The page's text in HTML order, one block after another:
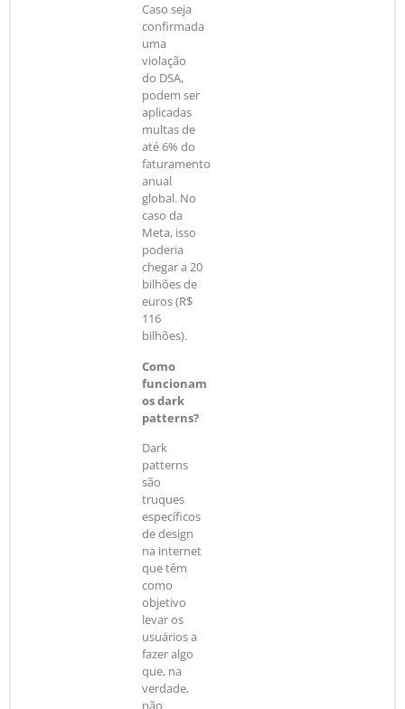
Caso seja
confirmada
uma
violação
do DSA,
podem ser
aplicadas
multas de
até 6% do
faturamento
anual
global. No
caso da
Meta, isso
poderia
chegar a 20
bilhões de
euros (R$
116
bilhões).
Como
funcionam
os dark
patterns?
Dark
patterns
são
truques
específicos
de design
na internet
que têm
como
objetivo
levar os
usuários a
fazer algo
que, na
verdade,
não